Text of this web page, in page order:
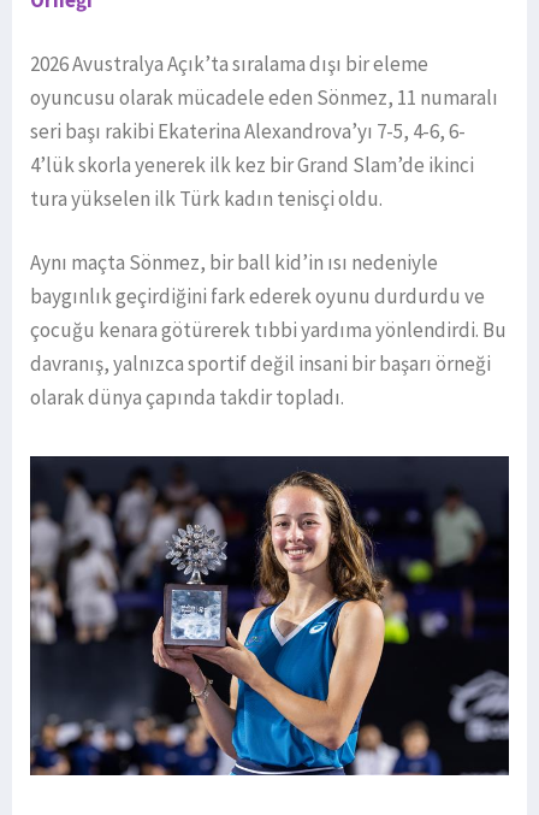
2026 Avustralya Açık’ta sıralama dışı bir eleme
oyuncusu olarak mücadele eden Sönmez, 11 numaralı
seri başı rakibi Ekaterina Alexandrova’yı 7-5, 4-6, 6-
4’lük skorla yenerek ilk kez bir Grand Slam’de ikinci
tura yükselen ilk Türk kadın tenisçi oldu.
Aynı maçta Sönmez, bir ball kid’in ısı nedeniyle
baygınlık geçirdiğini fark ederek oyunu durdurdu ve
çocuğu kenara götürerek tıbbi yardıma yönlendirdi. Bu
davranış, yalnızca sportif değil insani bir başarı örneği
olarak dünya çapında takdir topladı.